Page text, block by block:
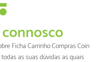
Ficha Carrinho Compras Coin
as suas dúvidas as quais